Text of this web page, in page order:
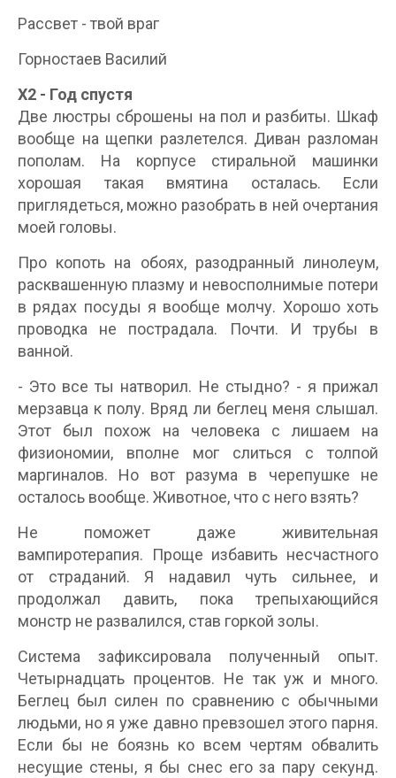
Рассвет - твой враг
Горностаев Василий
Х2 - Год спустя
Две люстры сброшены на пол и разбиты. Шкаф
вообще на щепки разлетелся. Диван разломан
пополам. На корпусе стиральной машинки
хорошая такая вмятина осталась. Если
приглядеться, можно разобрать в ней очертания
моей головы.
Про копоть на обоях, разодранный линолеум,
расквашенную плазму и невосполнимые потери
в рядах посуды я вообще молчу. Хорошо хоть
проводка не пострадала. Почти. И трубы в
ванной.
- Это все ты натворил. Не стыдно? - я прижал
мерзавца к полу. Вряд ли беглец меня слышал.
Этот был похож на человека с лишаем на
физиономии, вполне мог слиться с толпой
маргиналов. Но вот разума в черепушке не
осталось вообще. Животное, что с него взять?
Не поможет даже живительная
вампиротерапия. Проще избавить несчастного
от страданий. Я надавил чуть сильнее, и
продолжал давить, пока трепыхающийся
монстр не развалился, став горкой золы.
Система зафиксировала полученный опыт.
Четырнадцать процентов. Не так уж и много.
Беглец был силен по сравнению с обычными
людьми, но я уже давно превзошел этого парня.
Если бы не боязнь ко всем чертям обвалить
несущие стены, я бы снес его за пару секунд.